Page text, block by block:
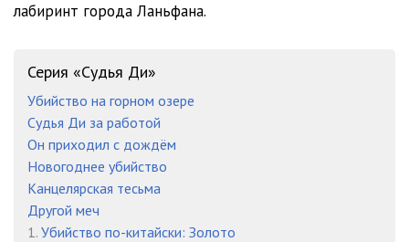
Labirint_015
Labirint_017
Labirint_018
Labirint_019
Labirint_020
Labirint_021
лабиринт города Ланьфана.
Серия «Судья Ди»
Убийство на горном озере
Судья Ди за работой
Он приходил с дождём
Новогоднее убийство
Канцелярская тесьма
Другой меч
1. Убийство по-китайски: Золото